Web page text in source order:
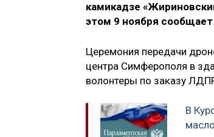
камикадзе
этом 9 ноября
Церемония передачи
центра Симферополя в
волонтеры по заказу
В